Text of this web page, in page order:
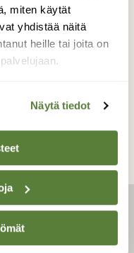
miten käytät
yhdistää näitä
heille tai joita on
Näytä tiedot
pellolla.
Wallin